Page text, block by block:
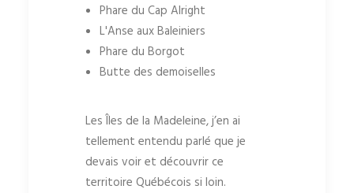
Phare du Cap Alright
L'Anse aux Baleiniers
Phare du Borgot
Butte des demoiselles
Les Îles de la Madeleine, j’en ai
tellement entendu parlé que je
devais voir et découvrir ce
territoire Québécois si loin.